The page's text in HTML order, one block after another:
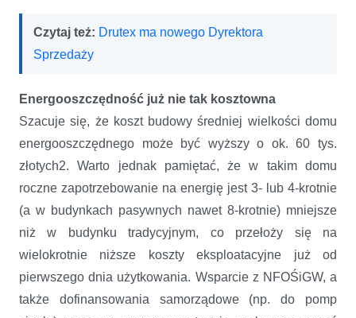
Czytaj też: Drutex ma nowego Dyrektora
Sprzedaży
Energooszczędność już nie tak kosztowna
Szacuje się, że koszt budowy średniej wielkości domu
energooszczędnego może być wyższy o ok. 60 tys.
złotych2. Warto jednak pamiętać, że w takim domu
roczne zapotrzebowanie na energię jest 3- lub 4-krotnie
(a w budynkach pasywnych nawet 8-krotnie) mniejsze
niż w budynku tradycyjnym, co przełoży się na
wielokrotnie niższe koszty eksploatacyjne już od
pierwszego dnia użytkowania. Wsparcie z NFOŚiGW, a
także dofinansowania samorządowe (np. do pomp